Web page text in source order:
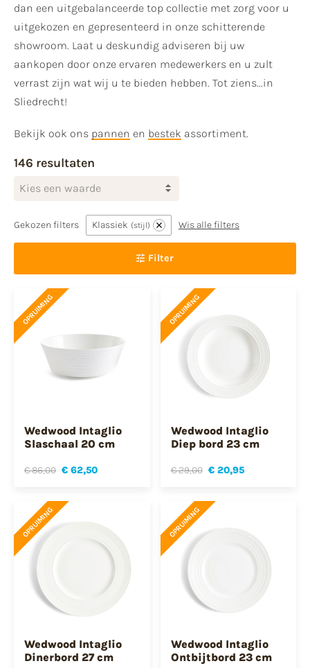
dan een uitgebalanceerde top collectie met zorg voor u
uitgekozen en gepresenteerd in onze schitterende
showroom. Laat u deskundig adviseren bij uw
aankopen door onze ervaren medewerkers en u zult
verrast zijn wat wij u te bieden hebben. Tot ziens...in
Sliedrecht!
Bekijk ook ons pannen en bestek assortiment.
146 resultaten
Kies een waarde
Gekozen filters Klassiek stijl Wis alle filters
Filter
OPRUIMING
Wedwood Intaglio
Slaschaal 20 cm
€ 86,00 € 62,50
OPRUIMING
Wedwood Intaglio
Diep bord 23 cm
€ 29,00 € 20,95
OPRUIMING
Wedwood Intaglio
Dinerbord 27 cm
OPRUIMING
Wedwood Intaglio
Ontbijtbord 23 cm